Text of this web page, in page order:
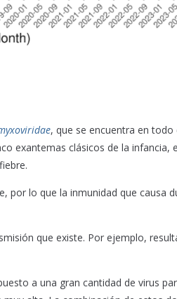
, que se encuentra en todo
exantemas clásicos de la infancia,
por lo que la inmunidad que causa
que existe. Por ejemplo,
a una gran cantidad de virus